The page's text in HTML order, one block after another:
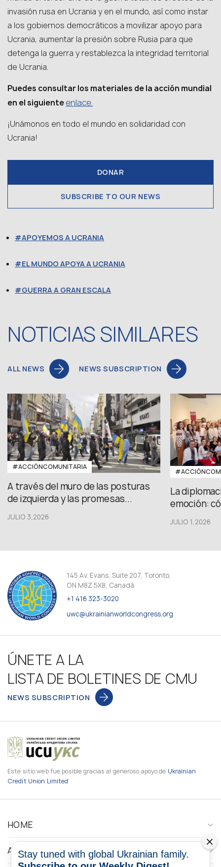
invasión rusa en Ucrania y en el mundo, así como instar
a los gobiernos democráticos a movilizar apoyo para
Ucrania, aumentar la presión sobre Rusia para que
detenga la guerra y restablezca la integridad territorial
de Ucrania.
Puedes consultar los materiales de la acción mundial
en el siguienteenlace.
¡Unámonos en todo el mundo en solidaridad con
Ucrania!
DONAR
SUBSCRIBE TO OUR NEWS
APOYEMOS A UCRANIA
EL MUNDO APOYA A UCRANIA
GUERRA A GRAN ESCALA
NOTICIAS SIMILARES
ALL NEWS NEWS SUBSCRIPTION
#ACCIÓNCOMUNITARIA
A través del muro de las posturas
de izquierda y las promesas...
JULIO 3,2026
La
emoción:
JULIO 1,2026
145 Av. Evans, Suite 207, Toronto,
ON M8Z 5X8, Canadá
+1 416 323-3020
uwc@ukrainianworldcongress.org
ÚNETE A LA
LISTA DE BOLETINES DE CMU
NEWS SUBSCRIPTION
Este sitio web fue posible gracias al generoso apoyo de Ukrainian
Credit Union Limited
HOME
ABOUT
Stay tuned with global Ukrainian family.